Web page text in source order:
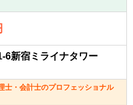
6新宿ミライナタワー
士・会計士のプロフェッショナル